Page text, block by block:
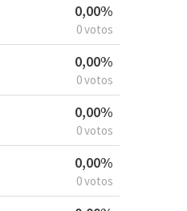
0,00%
0 votos
0,00%
0 votos
0,00%
0 votos
0,00%
0 votos